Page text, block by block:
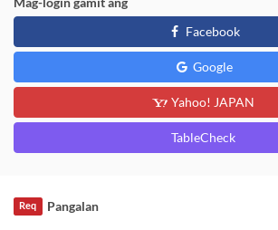
Facebook
Google
Yahoo! JAPAN
TableCheck
Pangalan
Req